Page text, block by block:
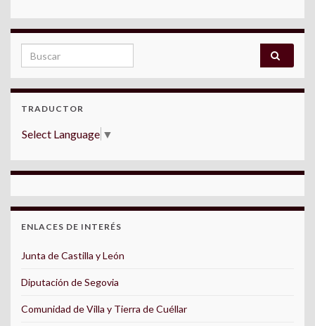
Search for:
TRADUCTOR
Select Language ▼
ENLACES DE INTERÉS
Junta de Castilla y León
Diputación de Segovia
Comunidad de Villa y Tierra de Cuéllar